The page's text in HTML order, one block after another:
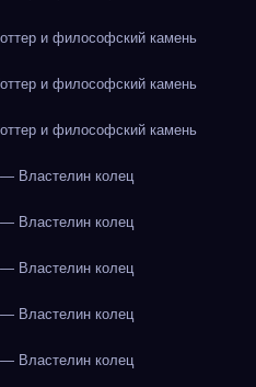
и философский камень
и философский камень
и философский камень
Властелин колец
Властелин колец
Властелин колец
Властелин колец
Властелин колец